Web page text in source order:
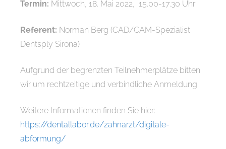
Termin: Mittwoch, 18. Mai 2022, 15.00-17.30 Uhr
Referent: Norman Berg (CAD/CAM-Spezialist
Dentsply Sirona)
Aufgrund der begrenzten Teilnehmerplätze bitten
wir um rechtzeitige und verbindliche Anmeldung.
Weitere Informationen finden Sie hier:
https://dentallabor.de/zahnarzt/digitale-
abformung/